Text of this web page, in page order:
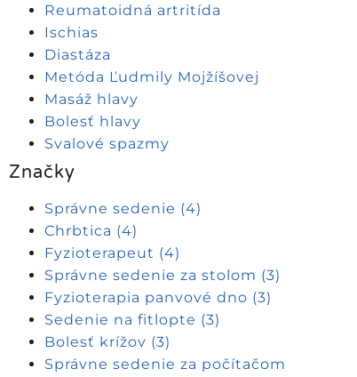
Reumatoidná artritída
Ischias
Diastáza
Metóda Ľudmily Mojžíšovej
Masáž hlavy
Bolesť hlavy
Svalové spazmy
Značky
Správne sedenie (4)
Chrbtica (4)
Fyzioterapeut (4)
Správne sedenie za stolom (3)
Fyzioterapia panvové dno (3)
Sedenie na fitlopte (3)
Bolesť krížov (3)
Správne sedenie za počítačom